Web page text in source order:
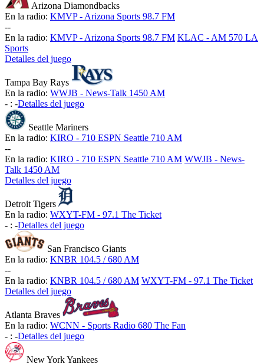
Arizona Diamondbacks
En la radio: KMVP - Arizona Sports 98.7 FM
--
En la radio: KMVP - Arizona Sports 98.7 FM KLAC - AM 570 LA
Sports
Detalles del juego
Tampa Bay Rays
En la radio: WWJB - News-Talk 1450 AM
- : -Detalles del juego
Seattle Mariners
En la radio: KIRO - 710 ESPN Seattle 710 AM
--
En la radio: KIRO - 710 ESPN Seattle 710 AM WWJB - News-
Talk 1450 AM
Detalles del juego
Detroit Tigers
En la radio: WXYT-FM - 97.1 The Ticket
- : -Detalles del juego
San Francisco Giants
En la radio: KNBR 104.5 / 680 AM
--
En la radio: KNBR 104.5 / 680 AM WXYT-FM - 97.1 The Ticket
Detalles del juego
Atlanta Braves
En la radio: WCNN - Sports Radio 680 The Fan
- : -Detalles del juego
New York Yankees